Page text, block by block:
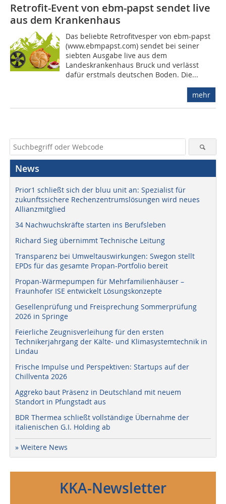
Retrofit-Event von ebm-papst sendet live
aus dem Krankenhaus
Das beliebte Retrofitvesper von ebm-papst
(www.ebmpapst.com) sendet bei seiner
siebten Ausgabe live aus dem
Landeskrankenhaus Bruck und verlässt
dafür erstmals deutschen Boden. Die...
mehr
News
Prior1 schließt sich der bluu unit an: Spezialist für
zukunftssichere Rechenzentrumslösungen wird neues
Allianzmitglied
34 Nachwuchskräfte starten ins Berufsleben
Richard Sieg übernimmt Technische Leitung
Transparenz bei Umweltauswirkungen: Swegon stellt
EPDs für das gesamte Propan-Portfolio bereit
Propan-Wärmepumpen für Mehrfamilienhäuser –
Fraunhofer ISE entwickelt Lösungskonzepte
Gesellenprüfung und Freisprechung Sommerprüfung
2026 in Springe
Feierliche Zeugnisverleihung für den ersten
Technikerjahrgang der Kälte- und Klimasystemtechnik in
Lindau
Frische Impulse und Perspektiven: Startups auf der
Chillventa 2026
Aggreko baut Präsenz in Deutschland mit neuem
Standort in Pfungstadt aus
BDR Thermea schließt vollständige Übernahme der
italienischen G.I. Holding ab
» Weitere News
KKA-Newsletter